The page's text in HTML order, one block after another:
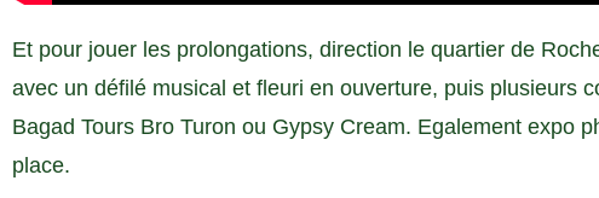
Et pour jouer les prolongations, direction le quartier de
avec un défilé musical et fleuri en ouverture, puis plusieurs
Bagad Tours Bro Turon ou Gypsy Cream. Egalement expo
place.